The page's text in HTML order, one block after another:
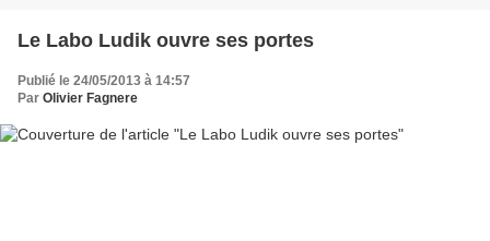
Le Labo Ludik ouvre ses portes
Publié le 24/05/2013 à 14:57
Par Olivier Fagnere